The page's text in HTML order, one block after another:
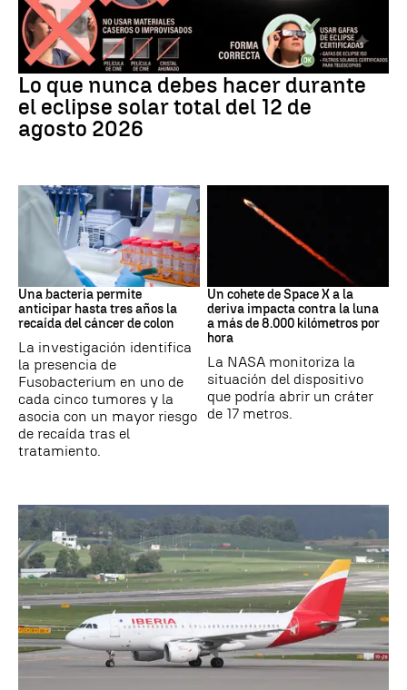
Eclipse
Lo que nunca debes hacer durante
el eclipse solar total del 12 de
agosto 2026
Una bacteria permite
anticipar hasta tres años la
recaída del cáncer de colon
La investigación identifica
la presencia de
Fusobacterium en uno de
cada cinco tumores y la
asocia con un mayor riesgo
de recaída tras el
tratamiento.
Un cohete de Space X a la
deriva impacta contra la luna
a más de 8.000 kilómetros por
hora
La NASA monitoriza la
situación del dispositivo
que podría abrir un cráter
de 17 metros.